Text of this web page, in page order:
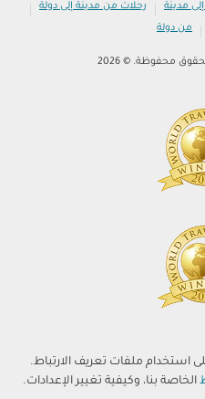
استخدام ملفات تعريف الارتباط.
الخاصة بنا، وكيفية تغيير الإعدادات.
مدينة | رحلات من مدينة إلى دولة |
| من دولة
محفوظة. © 2026